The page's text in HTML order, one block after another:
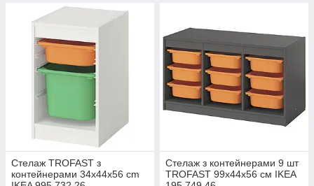
Стелаж TROFAST з
контейнерами 34x44x56 cm
Стелаж з контейнерами 9 шт
TROFAST 99x44x56 см IKEA